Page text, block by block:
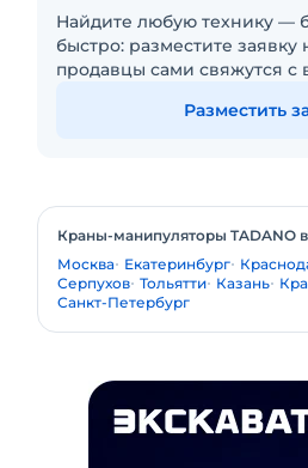
Найдите любую технику —
быстро: разместите заявку
продавцы сами свяжутся с
Разместить
Краны-манипуляторы TADANO
Москва Екатеринбург
Серпухов Тольятти Казань
Санкт-Петербург